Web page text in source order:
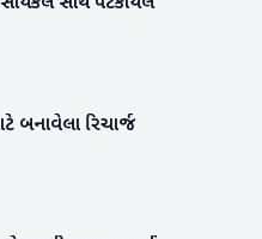
બનાવેલા રિચાર્જ